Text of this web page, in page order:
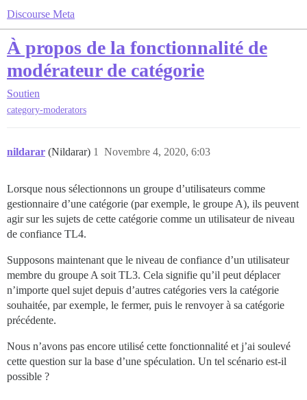
Discourse Meta
À propos de la fonctionnalité de
modérateur de catégorie
Soutien
category-moderators
nildarar (Nildarar) Novembre 4, 2020, 6:03
1
Lorsque nous sélectionnons un groupe d’utilisateurs comme
gestionnaire d’une catégorie (par exemple, le groupe A), ils peuvent
agir sur les sujets de cette catégorie comme un utilisateur de niveau
de confiance TL4.
Supposons maintenant que le niveau de confiance d’un utilisateur
membre du groupe A soit TL3. Cela signifie qu’il peut déplacer
n’importe quel sujet depuis d’autres catégories vers la catégorie
souhaitée, par exemple, le fermer, puis le renvoyer à sa catégorie
précédente.
Nous n’avons pas encore utilisé cette fonctionnalité et j’ai soulevé
cette question sur la base d’une spéculation. Un tel scénario est-il
possible ?